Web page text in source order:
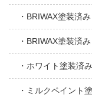
BRIWAX塗装済
BRIWAX塗装済
ホワイト塗装済
ミルクペイント